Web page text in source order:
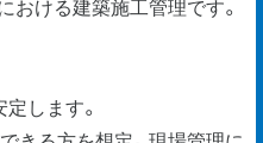
ける建築施工管理です。
します。